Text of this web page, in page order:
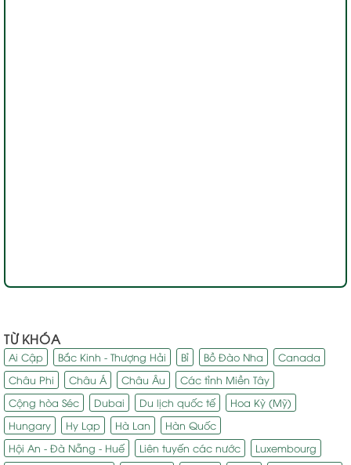
TỪ KHÓA
Ai Cập Bắc Kinh - Thượng Hải Bỉ Bồ Đào Nha
Canada
Châu Phi
Châu Á Châu Âu
Các tỉnh Miền Tây
Cộng hòa Séc
Dubai Du lịch quốc tế
Hoa Kỳ (Mỹ)
Hungary
Hy Lạp Hà Lan
Hàn Quốc
Hội An - Đà Nẵng - Huế
Liên tuyến các nước
Luxembourg